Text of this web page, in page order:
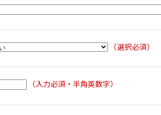
（選択必須）
（入力必須・半角英数字）